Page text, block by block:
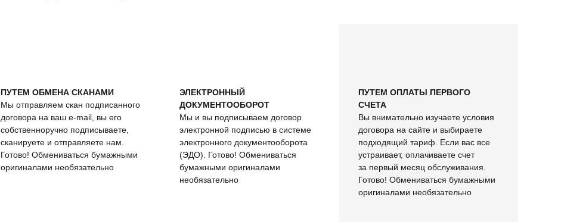
ПУТЕМ ОБМЕНА СКАНАМИ
Мы отправляем скан подписанного
договора на ваш e-mail, вы его
собственноручно подписываете,
сканируете и отправляете нам.
Готово! Обмениваться бумажными
оригиналами необязательно
ЭЛЕКТРОННЫЙ
ДОКУМЕНТООБОРОТ
Мы и вы подписываем договор
электронной подписью в системе
электронного документооборота
(ЭДО). Готово! Обмениваться
бумажными оригиналами
необязательно
ПУТЕМ ОПЛАТЫ ПЕРВОГО
СЧЕТА
Вы внимательно изучаете условия
договора на сайте и выбираете
подходящий тариф. Если вас все
устраивает, оплачиваете счет
за первый месяц обслуживания.
Готово! Обмениваться бумажными
оригиналами необязательно